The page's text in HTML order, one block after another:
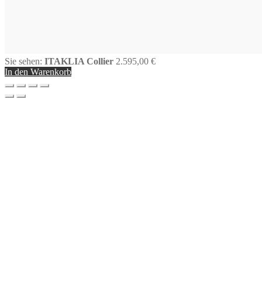
Sie sehen: ITAKLIA Collier 2.595,00 €
In den Warenkorb